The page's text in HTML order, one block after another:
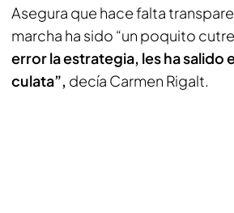
Asegura que hace falta
marcha ha sido “un poquito
error la estrategia, les ha salido
culata”, decía Carmen Rigalt.